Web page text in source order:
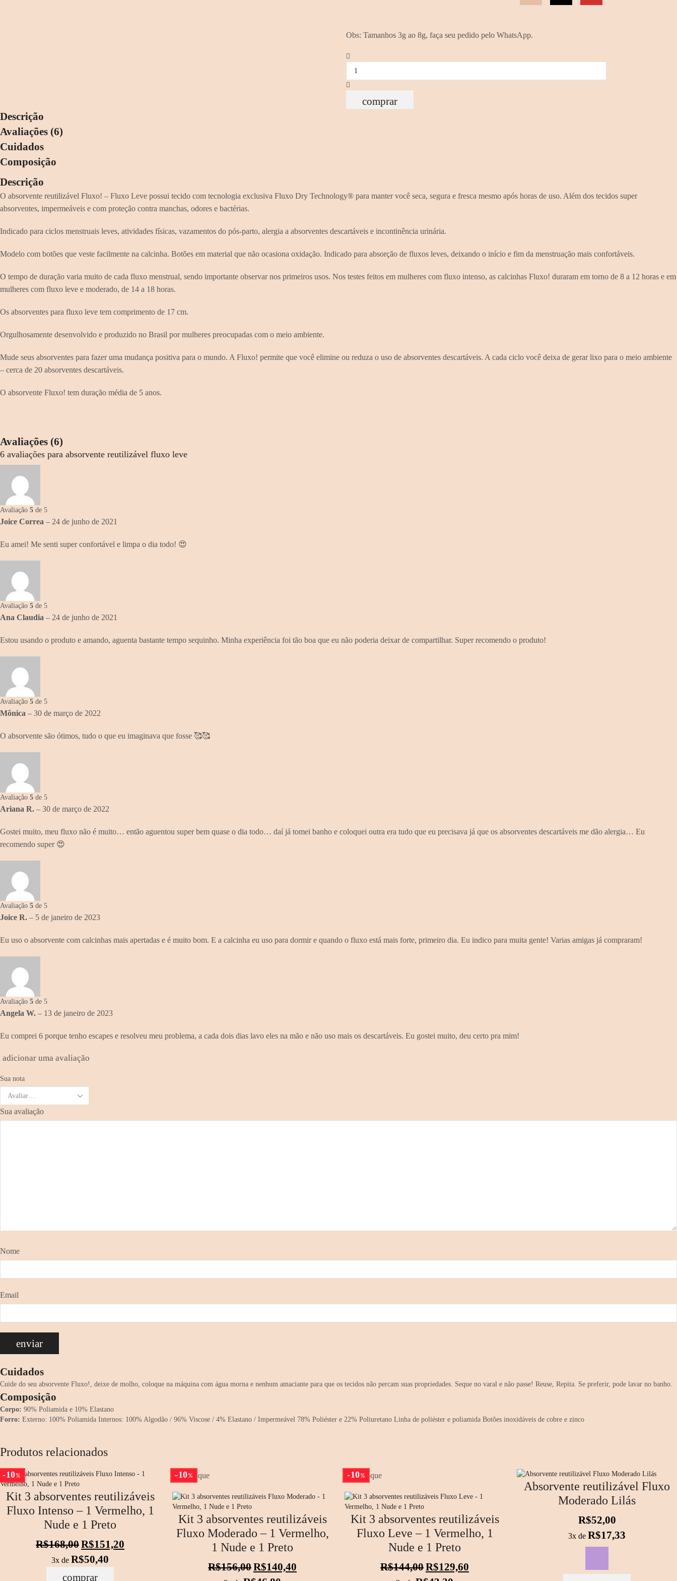
Obs: Tamanhos 3g ao 8g, faça seu pedido pelo WhatsApp.
comprar
Descrição
Avaliações (6)
Cuidados
Composição
Descrição
O absorvente reutilizável Fluxo! – Fluxo Leve possui tecido com tecnologia exclusiva Fluxo Dry Technology® para manter você seca, segura e fresca mesmo após horas de uso. Além dos tecidos super
absorventes, impermeáveis e com proteção contra manchas, odores e bactérias.
Indicado para ciclos menstruais leves, atividades físicas, vazamentos do pós-parto, alergia a absorventes descartáveis e incontinência urinária.
Modelo com botões que veste facilmente na calcinha. Botões em material que não ocasiona oxidação. Indicado para absorção de fluxos leves, deixando o início e fim da menstruação mais confortáveis.
O tempo de duração varia muito de cada fluxo menstrual, sendo importante observar nos primeiros usos. Nos testes feitos em mulheres com fluxo intenso, as calcinhas Fluxo! duraram em torno de 8 a 12 horas e em
mulheres com fluxo leve e moderado, de 14 a 18 horas.
Os absorventes para fluxo leve tem comprimento de 17 cm.
Orgulhosamente desenvolvido e produzido no Brasil por mulheres preocupadas com o meio ambiente.
Mude seus absorventes para fazer uma mudança positiva para o mundo. A Fluxo! permite que você elimine ou reduza o uso de absorventes descartáveis. A cada ciclo você deixa de gerar lixo para o meio ambiente
– cerca de 20 absorventes descartáveis.
O absorvente Fluxo! tem duração média de 5 anos.
Avaliações (6)
6 avaliações para absorvente reutilizável fluxo leve
Avaliação 5 de 5
Joice Correa – 24 de junho de 2021
Eu amei! Me senti super confortável e limpa o dia todo! 😍
Avaliação 5 de 5
Ana Claudia – 24 de junho de 2021
Estou usando o produto e amando, aguenta bastante tempo sequinho. Minha experiência foi tão boa que eu não poderia deixar de compartilhar. Super recomendo o produto!
Avaliação 5 de 5
Mônica – 30 de março de 2022
O absorvente são ótimos, tudo o que eu imaginava que fosse 🥰🥰
Avaliação 5 de 5
Ariana R. – 30 de março de 2022
Gostei muito, meu fluxo não é muito… então aguentou super bem quase o dia todo… daí já tomei banho e coloquei outra era tudo que eu precisava já que os absorventes descartáveis me dão alergia… Eu
recomendo super 😍
Avaliação 5 de 5
Joice R. – 5 de janeiro de 2023
Eu uso o absorvente com calcinhas mais apertadas e é muito bom. E a calcinha eu uso para dormir e quando o fluxo está mais forte, primeiro dia. Eu indico para muita gente! Varias amigas já compraram!
Avaliação 5 de 5
Angela W. – 13 de janeiro de 2023
Eu comprei 6 porque tenho escapes e resolveu meu problema, a cada dois dias lavo eles na mão e não uso mais os descartáveis. Eu gostei muito, deu certo pra mim!
adicionar uma avaliação
Sua nota
Sua avaliação
Nome
Email
Cuidados
Cuide do seu absorvente Fluxo!, deixe de molho, coloque na máquina com água morna e nenhum amaciante para que os tecidos não percam suas propriedades. Seque no varal e não passe! Reuse, Repita. Se preferir, pode lavar no banho.
Composição
Corpo: 90% Poliamida e 10% Elastano
Forro: Externo: 100% Poliamida Internos: 100% Algodão / 96% Viscose / 4% Elastano / Impermeável 78% Poliéster e 22% Poliuretano Linha de poliéster e poliamida Botões inoxidáveis de cobre e zinco
Produtos relacionados
10%
Kit 3 absorventes reutilizáveis
Fluxo Intenso – 1 Vermelho, 1
Nude e 1 Preto
R$168,00 O
preço
original
R$151,20
preço
3x de R$50,40
comprar
10%
Em estoque
Kit 3 absorventes reutilizáveis
Fluxo Moderado – 1 Vermelho,
1 Nude e 1 Preto
R$156,00 O
preço
R$140,40
preço
10%
Em estoque
Kit 3 absorventes reutilizáveis
Fluxo Leve – 1 Vermelho, 1
Nude e 1 Preto
R$144,00 O
preço
R$129,60
preço
Absorvente reutilizável Fluxo
Moderado Lilás
R$52,00
3x de R$17,33